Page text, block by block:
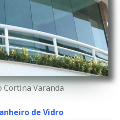
Cortina Varanda
de Vidro